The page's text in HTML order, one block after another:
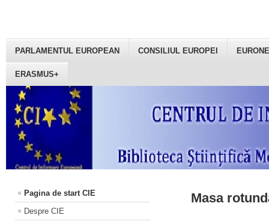
PARLAMENTUL EUROPEAN CONSILIUL EUROPEI
ERASMUS+
Pagina de start CIE
Despre CIE
Masa